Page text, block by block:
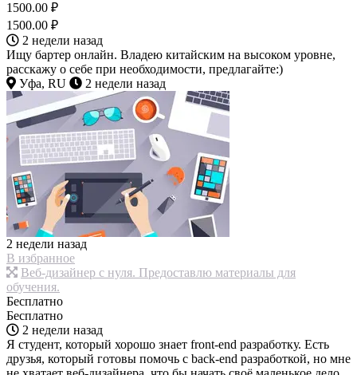
1500.00 ₽
1500.00 ₽
2 недели назад
Ищу бартер онлайн. Владею китайским на высоком уровне,
расскажу о себе при необходимости, предлагайте:)
Уфа, RU
2 недели назад
2 недели назад
В избранное
Веб-дизайнер с нуля. Предоставлю материалы для
обучения.
Бесплатно
Бесплатно
2 недели назад
Я студент, который хорошо знает front-end разработку. Есть
друзья, который готовы помочь с back-end разработкой, но мне